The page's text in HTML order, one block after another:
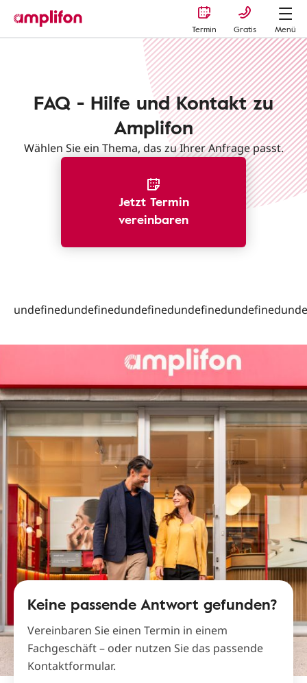
Termin Gratis Menü
FAQ - Hilfe und Kontakt zu
Amplifon
Wählen Sie ein Thema, das zu Ihrer Anfrage passt.
Jetzt Termin
vereinbaren
Keine passende Antwort gefunden?
Vereinbaren Sie einen Termin in einem
Fachgeschäft – oder nutzen Sie das passende
Kontaktformular.